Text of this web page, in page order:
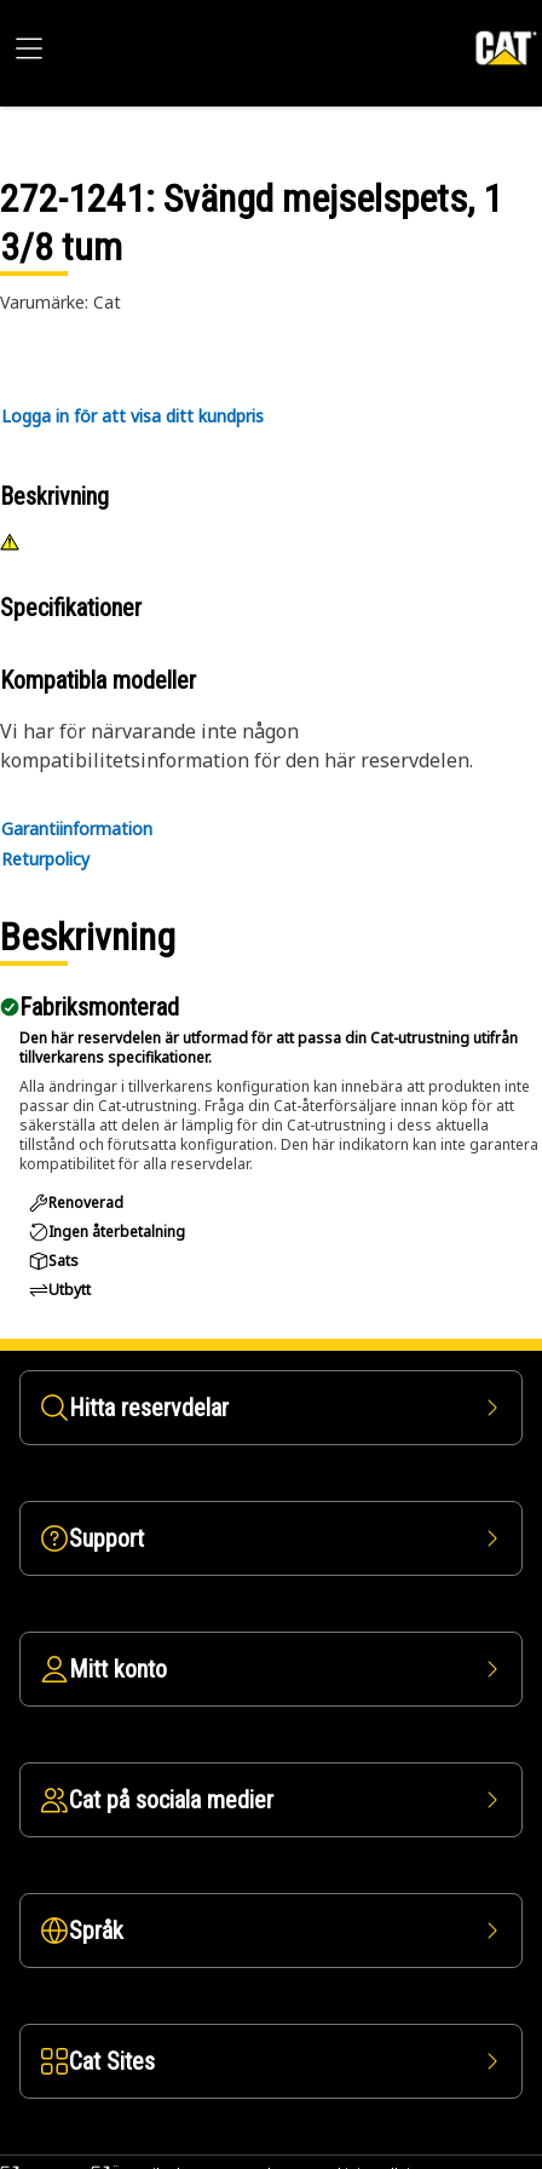
272-1241: Svängd mejselspets, 1
3/8 tum
Varumärke: Cat
Logga in för att visa ditt kundpris
Beskrivning
Specifikationer
Kompatibla modeller
Vi har för närvarande inte någon
kompatibilitetsinformation för den här reservdelen.
Garantiinformation
Returpolicy
Beskrivning
Fabriksmonterad
Den här reservdelen är utformad för att passa din Cat-utrustning utifrån
tillverkarens specifikationer.
Alla ändringar i tillverkarens konfiguration kan innebära att produkten inte
passar din Cat-utrustning. Fråga din Cat-återförsäljare innan köp för att
säkerställa att delen är lämplig för din Cat-utrustning i dess aktuella
tillstånd och förutsatta konfiguration. Den här indikatorn kan inte garantera
kompatibilitet för alla reservdelar.
Renoverad
Ingen återbetalning
Sats
Utbytt
Hitta reservdelar
Support
Mitt konto
Cat på sociala medier
Språk
Cat Sites